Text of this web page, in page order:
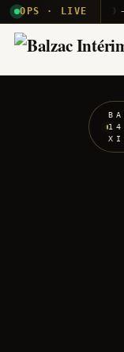
OPS · LIVE
· B71 Push A320 —